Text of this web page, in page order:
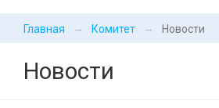
Главная → Комитет → Новости
Новости